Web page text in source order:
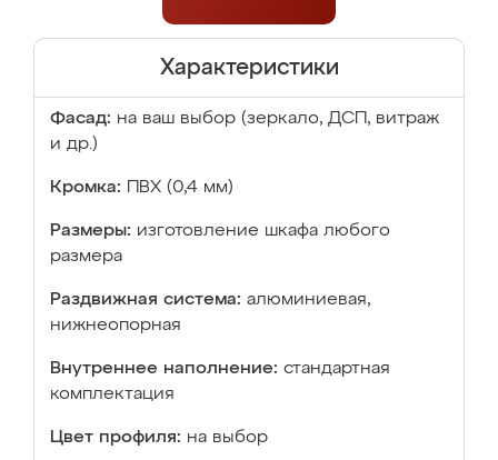
Характеристики
Фасад: на ваш выбор (зеркало, ДСП, витраж
и др.)
Кромка: ПВХ (0,4 мм)
Размеры: изготовление шкафа любого
размера
Раздвижная система: алюминиевая,
нижнеопорная
Внутреннее наполнение: стандартная
комплектация
Цвет профиля: на выбор